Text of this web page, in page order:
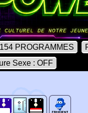
PROGRAMMES
Sexe : OFF